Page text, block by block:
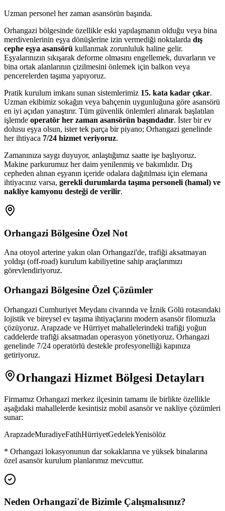
Uzman personel her zaman asansörün başında.
Orhangazi bölgesinde özellikle eski yapılaşmanın olduğu veya bina
merdivenlerinin eşya dönüşlerine izin vermediği noktalarda dış
cephe eşya asansörü kullanmak zorunluluk haline gelir.
Eşyalarınızın sıkışarak deforme olmasını engellemek, duvarların ve
bina ortak alanlarının çizilmesini önlemek için balkon veya
pencerelerden taşıma yapıyoruz.
Pratik kurulum imkanı sunan sistemlerimiz 15. kata kadar çıkar.
Uzman ekibimiz sokağın veya bahçenin uygunluğuna göre asansörü
en iyi açıdan yanaştırır. Tüm güvenlik önlemleri alınarak başlatılan
işlemde operatör her zaman asansörün başındadır. İster bir ev
dolusu eşya olsun, ister tek parça bir piyano; Orhangazi genelinde
her ihtiyaca 7/24 hizmet veriyoruz.
Zamanınıza saygı duyuyor, anlaştığımız saatte işe başlıyoruz.
Makine parkurumuz her daim yenilenmiş ve bakımlıdır. Dış
cepheden alınan eşyanın içeride odalara dağıtılması için elemana
ihtiyacınız varsa, gerekli durumlarda taşıma personeli (hamal) ve
nakliye kamyonu desteği de verilir.
Orhangazi Bölgesine Özel Not
Ana otoyol arterine yakın olan Orhangazi'de, trafiği aksatmayan
yoldışı (off-road) kurulum kabiliyetine sahip araçlarımızı
görevlendiriyoruz.
Orhangazi Bölgesine Özel Çözümler
Orhangazi Cumhuriyet Meydanı civarında ve İznik Gölü rotasındaki
lojistik ve bireysel ev taşıma ihtiyaçlarını modern asansör filomuzla
çözüyoruz. Arapzade ve Hürriyet mahallelerindeki trafiği yoğun
caddelerde trafiği aksatmadan operasyon yönetiyoruz. Orhangazi
genelinde 7/24 operatörlü destekle profesyonelliği kapınıza
getiriyoruz.
Orhangazi Hizmet Bölgesi Detayları
Firmamız Orhangazi merkez ilçesinin tamamı ile birlikte özellikle
aşağıdaki mahallelerde kesintisiz mobil asansör ve nakliye çözümleri
sunar:
ArapzadeMuradiyeFatihHürriyetGedelekYenisölöz
* Orhangazi lokasyonunun dar sokaklarına ve yüksek binalarına
özel asansör kurulum planlarımız mevcuttur.
Neden Orhangazi'de Bizimle Çalışmalısınız?